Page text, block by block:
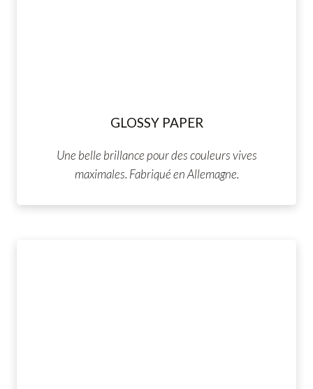
GLOSSY PAPER
Une belle brillance pour des couleurs vives
maximales. Fabriqué en Allemagne.